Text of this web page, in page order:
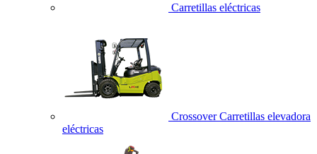
Carretillas eléctricas
Crossover Carretillas elevadora
eléctricas